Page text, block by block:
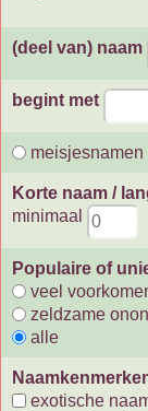
(deel van) naam
begint met
meisjesnamen
Korte naam /
minimaal
Populaire of
veel
zeldzame
alle
exotische